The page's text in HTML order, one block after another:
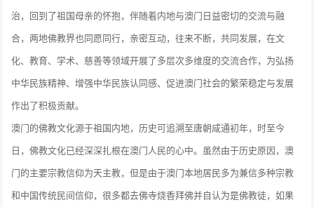
治，回到了祖国母亲的怀抱，伴随着内地与澳门日益密切的交流与融
合，两地佛教界也同愿同行，亲密互动，往来不断，共同发展，在文
化、教育、学术、慈善等领域开展了多层次多维度的交流合作，为弘扬
中华民族精神、增强中华民族认同感、促进澳门社会的繁荣稳定与发展
作出了积极贡献。
澳门的佛教文化源于祖国内地，历史可追溯至唐朝咸通初年，时至今
日，佛教文化已经深深扎根在澳门人民的心中。虽然由于历史原因，澳
门的主要宗教信仰为天主教，但是由于澳门本地居民多为兼信多种宗教
和中国传统民间信仰，很多都去佛寺烧香拜佛并自认为是佛教徒，如果